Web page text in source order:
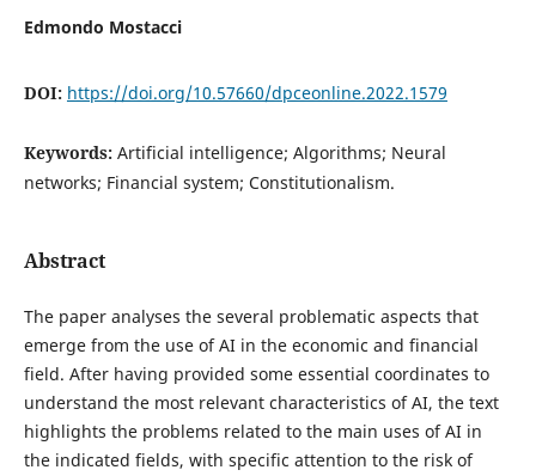
Edmondo Mostacci
DOI: https://doi.org/10.57660/dpceonline.2022.1579
Keywords: Artificial intelligence; Algorithms; Neural
networks; Financial system; Constitutionalism.
Abstract
The paper analyses the several problematic aspects that
emerge from the use of AI in the economic and financial
field. After having provided some essential coordinates to
understand the most relevant characteristics of AI, the text
highlights the problems related to the main uses of AI in
the indicated fields, with specific attention to the risk of